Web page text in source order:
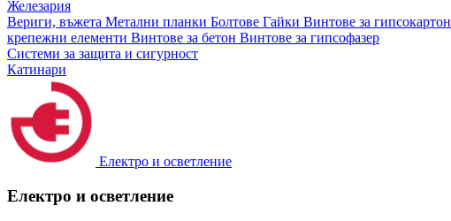
Железария
Вериги, въжета Метални планки Болтове Гайки Винтове за гипсокартон
крепежни елементи Винтове за бетон Винтове за гипсофазер
Системи за защита и сигурност
Катинари
Електро и осветление
Електро и осветление